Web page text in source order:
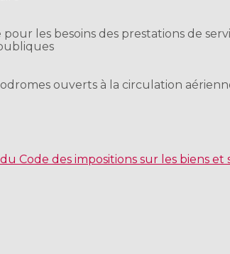
les besoins des prestations de
ouverts à la circulation
Code des impositions sur les biens et